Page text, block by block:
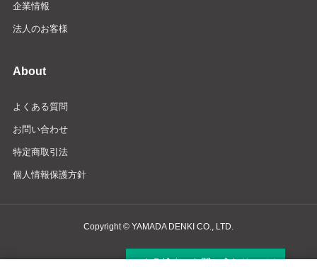
企業情報
法人のお客様
About
よくある質問
お問い合わせ
特定商取引法
個人情報保護方針
Copyright © YAMADA DENKI CO., LTD.
商品検索・お問い合わせ